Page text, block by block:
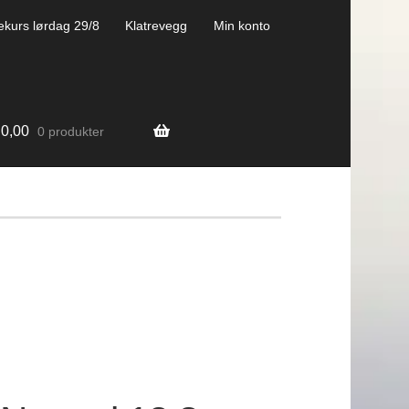
lørdag 29/8 Klatrevegg Min konto
0 produkter